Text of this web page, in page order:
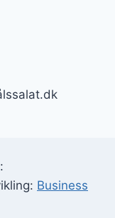
Business